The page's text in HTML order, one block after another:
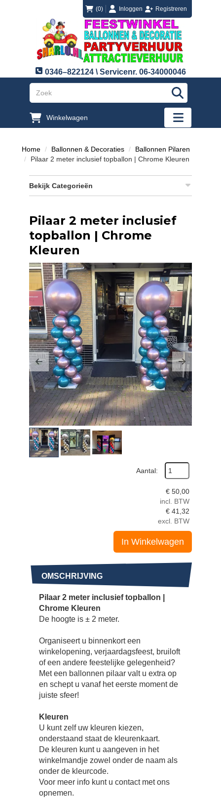
(0) loginInloggen
registreren Registreren
0346–822124 \ Servicenr. 06-34000046
"Zoeken
Winkelwagen
"Toggle
Home Ballonnen & Decoraties
Ballonnen Pilaren
Pilaar 2 meter inclusief topballon | Chrome Kleuren
Bekijk Categorieën
Pilaar 2 meter inclusief
topballon | Chrome
Kleuren
Previous Next
Aantal:
€ 50,00
incl. BTW
€ 41,32
excl. BTW
In Winkelwagen
OMSCHRIJVING
Pilaar 2 meter inclusief topballon |
Chrome Kleuren
De hoogte is ± 2 meter.
Organiseert u binnenkort een
winkelopening, verjaardagsfeest, bruiloft
of een andere feestelijke gelegenheid?
Met een ballonnen pilaar valt u extra op
en schept u vanaf het eerste moment de
juiste sfeer!
Kleuren
U kunt zelf uw kleuren kiezen,
onderstaand staat de kleurenkaart.
De kleuren kunt u aangeven in het
winkelmandje zowel onder de naam als
onder de kleurcode.
Voor meer info kunt u contact met ons
opnemen.